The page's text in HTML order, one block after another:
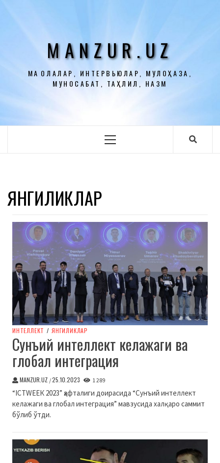
MANZUR.UZ
МАҚОЛАЛАР, ИНТЕРВЬЮЛАР, МУЛОҲАЗА,
МУНОСАБАТ, ТАҲЛИЛ, НАЗМ
меню
ЯНГИЛИКЛАР
ИНТЕЛЛЕКТ / ЯНГИЛИКЛАР
Сунъий интеллект келажаги ва
глобал интеграция
MANZUR.UZ /25.10.2023 1 289
“ICТWЕЕК 2023” ҳафталиги доирасида “Сунъий интеллект
келажаги ва глобал интеграция” мавзусида халқаро саммит
бўлиб ўтди.